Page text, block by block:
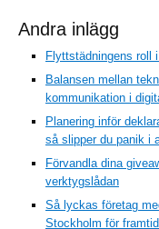
Andra inlägg
Flyttstädningens roll
Balansen mellan
kommunikation i
Planering inför
så slipper du panik i
Förvandla dina
verktygslådan
Så lyckas företag
Stockholm för